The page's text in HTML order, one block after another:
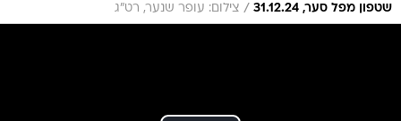
שטפון מפל סער, 31.12.24 / צילום: עופר שנער, רט"ג